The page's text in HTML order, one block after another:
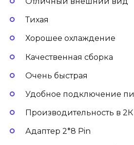
Тихая
Хорошее охлаждение
Качественная сборка
Очень быстрая
Удобное подключение
Производительность в 2 К
Адаптер 2*8 Pin